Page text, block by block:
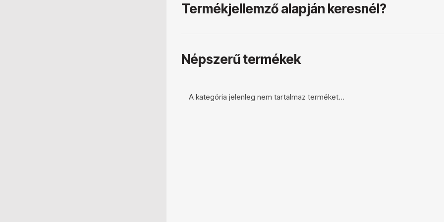
Termékjellemző alapján keresnél?
Népszerű termékek
A kategória jelenleg nem tartalmaz terméket...